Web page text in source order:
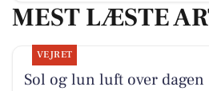
MEST LÆSTE
VEJRET
Sol og lun luft over dagen